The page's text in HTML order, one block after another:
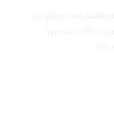
Origineel en
wensen. Wij